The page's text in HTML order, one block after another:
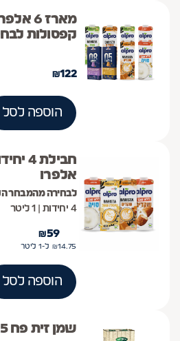
קפסולות
122
₪
הוספה לסל
אלפרו
לבחירה מהמבחר
4 יחידות | 1 ליטר
59
₪
14.75
₪ ל-1 ליטר
הוספה לסל
שמן זית פח 5 ליטר